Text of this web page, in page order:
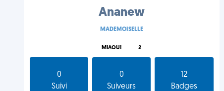
Ananew
MADEMOISELLE
MIAOU! 2
0
Suivi
0
Suiveurs
12
Badges